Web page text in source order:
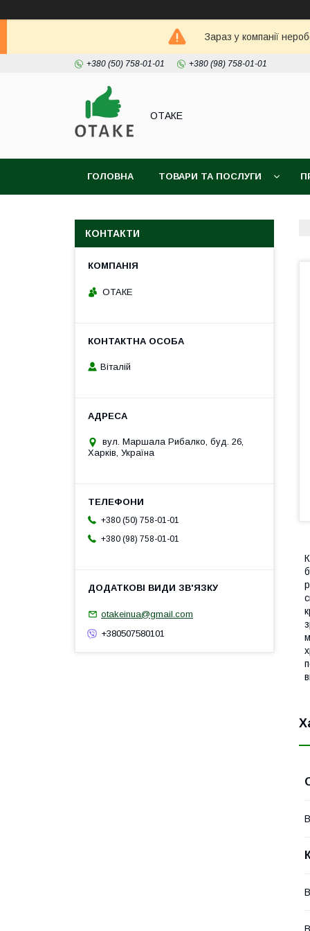
Зараз у компанії
+380 (50) 758-01-01 +380 (98) 758-01-01
ОТАКЕ
ГОЛОВНА ТОВАРИ ТА ПОСЛУГИ
КОНТАКТИ
ОТАКЕ
Віталій
вул. Маршала Рибалко, буд. 26,
Харків, Україна
+380 (50) 758-01-01
+380 (98) 758-01-01
otakeinua@gmail.com
+380507580101